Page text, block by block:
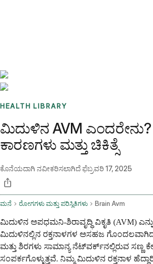
HEALTH LIBRARY
ಮಿದುಳಿನ AVM ಎಂದರೇನು?
ಕಾರಣಗಳು ಮತ್ತು ಚಿಕಿತ್ಸೆ
ಕೊನೆಯದಾಗಿ ನವೀಕರಿಸಲಾಗಿದೆಫೆಬ್ರವರಿ 17, 2025
ಮನೆ ರೋಗಗಳು ಮತ್ತು ಪರಿಸ್ಥಿತಿಗಳು Brain Avm
ಮಿದುಳಿನ ಅಪಧಮನಿ-ಶಿರಾವೃದ್ಧಿ ವಿಕೃತಿ (AVM)
ಮಿದುಳಿನಲ್ಲಿನ ರಕ್ತನಾಳಗಳ ಅಸಹಜ
ಮತ್ತು ಶಿರಗಳು ಸಾಮಾನ್ಯ ನೆಟ್‌ವರ್ಕ್‌ನಲ್ಲಿರುವ ಸಣ್ಣ
ಸಂಪರ್ಕಗೊಳ್ಳುತ್ತವೆ. ನಿಮ್ಮ ಮಿದುಳಿನ ರಕ್ತನಾಳ